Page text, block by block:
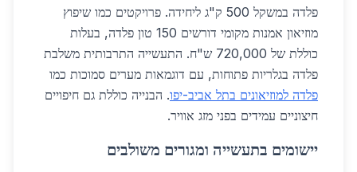
פלדה במשקל 500 ק"ג ליחידה. פרויקטים כמו שיפוץ
מוזיאון אמנות מקומי דורשים 150 טון פלדה, בעלות
כוללת של 720,000 ש"ח. התעשייה התרבותית משלבת
פלדה בגלריות פתוחות, עם דוגמאות מערים סמוכות כמו
פלדה למוזיאונים בתל אביב-יפו. הבנייה כוללת גם חיפויים
חיצוניים עמידים בפני מזג אוויר.
יישומים בתעשייה ומגורים משולבים